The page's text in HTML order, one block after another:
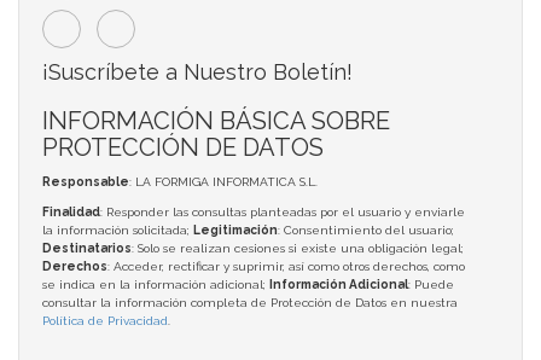
¡Suscríbete a Nuestro Boletín!
INFORMACIÓN BÁSICA SOBRE
PROTECCIÓN DE DATOS
Responsable: LA FORMIGA INFORMATICA S.L.
Finalidad: Responder las consultas planteadas por el usuario y enviarle
la información solicitada; Legitimación: Consentimiento del usuario;
Destinatarios: Solo se realizan cesiones si existe una obligación legal;
Derechos: Acceder, rectificar y suprimir, así como otros derechos, como
se indica en la información adicional;
Información Adicional: Puede
consultar la información completa de Protección de Datos en nuestra
Política de Privacidad